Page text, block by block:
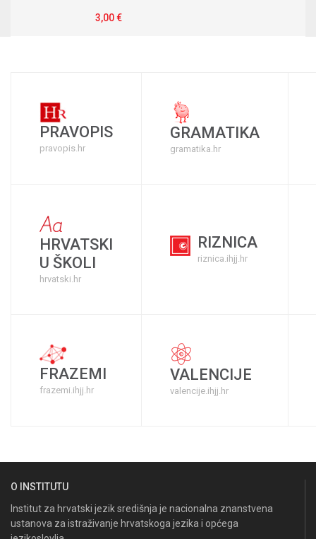
3,00 €
PRAVOPIS
pravopis.hr
GRAMATIKA
gramatika.hr
HRVATSKI
U ŠKOLI
hrvatski.hr
RIZNICA
riznica.ihjj.hr
FRAZEMI
frazemi.ihjj.hr
VALENCIJE
valencije.ihjj.hr
O INSTITUTU
Institut za hrvatski jezik središnja je nacionalna znanstvena
ustanova za istraživanje hrvatskoga jezika i općega